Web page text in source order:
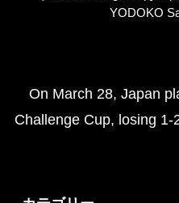
YODOKO
On March 28, Japan
Challenge Cup, losing 1-